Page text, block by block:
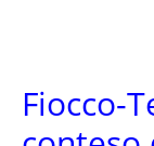
Fiocco-